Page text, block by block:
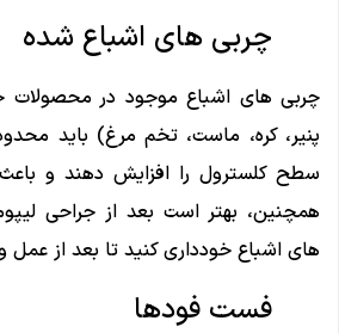
چربی های اشباع شده
چربی های اشباع موجود در محصولات
پنیر، کره، ماست، تخم مرغ) باید
سطح کلسترول را افزایش دهند و
همچنین، بهتر است بعد از جراحی
های اشباع خودداری کنید تا بعد از عمل
فست فودها